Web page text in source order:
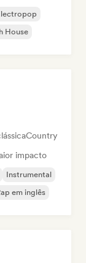
House
Country
impacto
Instrumental
em inglês